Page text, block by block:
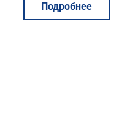
Подробнее